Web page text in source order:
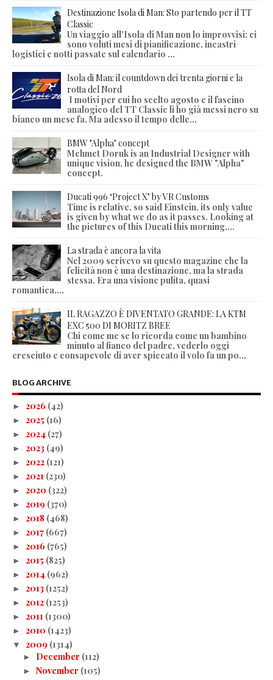
Destinazione Isola di Man: Sto partendo per il TT
Classic
Un viaggio all'Isola di Man non lo improvvisi: ci
sono voluti mesi di pianificazione, incastri
logistici e notti passate sul calendario ...
Isola di Man: il countdown dei trenta giorni e la
rotta del Nord
I motivi per cui ho scelto agosto e il fascino
analogico del TT Classic li ho già messi nero su
bianco un mese fa. Ma adesso il tempo delle...
BMW "Alpha" concept
Mehmet Doruk is an Industrial Designer with
unique vision, he designed the BMW "Alpha"
concept.
Ducati 996 ‘Project X’ by VR Customs
Time is relative, so said Einstein, its only value
is given by what we do as it passes. Looking at
the pictures of this Ducati this morning,...
La strada è ancora la vita
Nel 2009 scrivevo su questo magazine che la
felicità non è una destinazione, ma la strada
stessa. Era una visione pulita, quasi
romantica....
IL RAGAZZO È DIVENTATO GRANDE: LA KTM
EXC 500 DI MORITZ BREE
Chi come me se lo ricorda come un bambino
minuto al fianco del padre, vederlo oggi
cresciuto e consapevole di aver spiccato il volo fa un po...
BLOG ARCHIVE
► 2026 (42)
► 2025 (16)
► 2024 (27)
► 2023 (49)
► 2022 (121)
► 2021 (230)
► 2020 (322)
► 2019 (370)
► 2018 (468)
► 2017 (667)
► 2016 (765)
► 2015 (825)
► 2014 (962)
► 2013 (1252)
► 2012 (1253)
► 2011 (1300)
► 2010 (1423)
▼ 2009 (1314)
► December (112)
► November (105)